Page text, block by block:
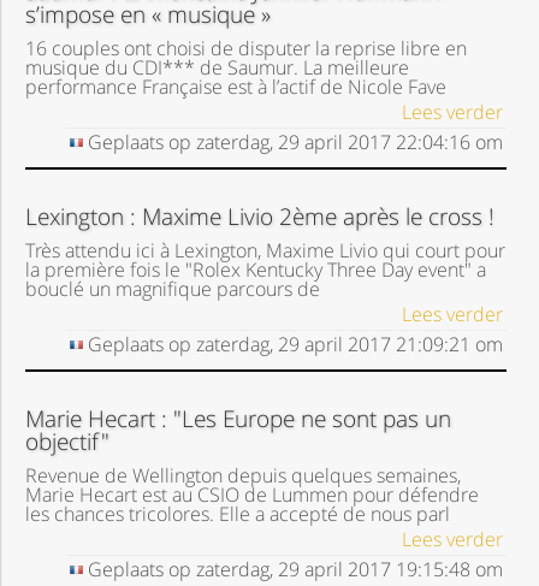
s’impose en « musique »
16 couples ont choisi de disputer la reprise libre en
musique du CDI*** de Saumur. La meilleure
performance Française est à l’actif de Nicole Fave
Lees verder
Geplaats op zaterdag, 29 april 2017 22:04:16om
Lexington : Maxime Livio 2ème après le cross !
Très attendu ici à Lexington, Maxime Livio qui court pour
la première fois le "Rolex Kentucky Three Day event" a
bouclé un magnifique parcours de
Lees verder
Geplaats op zaterdag, 29 april 2017 21:09:21 om
Marie Hecart : "Les Europe ne sont pas un
objectif"
Revenue de Wellington depuis quelques semaines,
Marie Hecart est au CSIO de Lummen pour défendre
les chances tricolores. Elle a accepté de nous parl
Lees verder
Geplaats op zaterdag, 29 april 2017 19:15:48 om